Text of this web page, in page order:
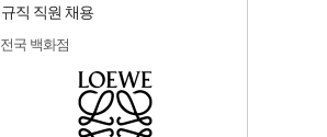
규직 직원 채용
전국 백화점